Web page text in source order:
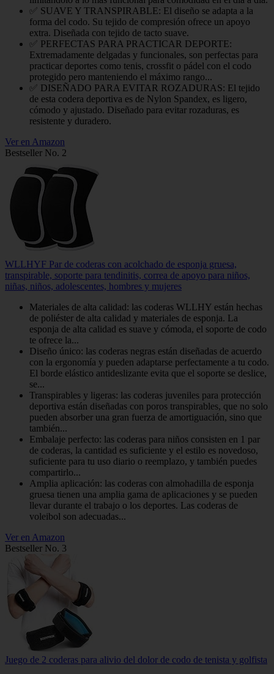
✅ SUAVE Y TRANSPIRABLE: El diseño se adapta a la
forma del codo. Su tejido de compresión ofrece un apoyo
extra. Diseñada con tejido de tacto suave.
✅ PERFECTAS PARA PRACTICAR DEPORTE:
Extremadamente delgadas y funcionales, son perfectas para
practicar deportes como tenis, crossfit o pádel con el codo
protegido pero manteniendo el máximo rango...
✅ DISEÑADO PARA EVITAR ROZADURAS: El tejido
de esta codera deportiva es de Nylon Spandex, es ligero,
cómodo y ajustado. Diseñado para evitar rozaduras, es
resistente y duradero.
Ver en Amazon
Bestseller No. 2
WLLHYF Par de coderas con acolchado de esponja gruesa,
transpirable, soporte para tendinitis, correa de apoyo para niños,
niñas, niños, adolescentes, hombres y mujeres
Materiales de alta calidad: las coderas WLLHY están hechas
de poliéster de alta calidad y materiales de esponja. La
esponja de alta calidad es suave y cómoda, el soporte de codo
te ofrece la...
Diseño único: las coderas negras están diseñadas de acuerdo
con la ergonomía y pueden adaptarse perfectamente a tu codo.
El borde elástico antideslizante evita que el soporte se deslice,
se...
Transpirables y ligeras: las coderas juveniles para protección
deportiva están diseñadas con poros transpirables, que no solo
pueden absorber una gran fuerza de amortiguación, sino que
también...
Embalaje perfecto: las coderas para niños consisten en 1 par
de coderas, la cantidad es suficiente y el estilo es novedoso,
suficiente para tu uso diario o reemplazo, y también puedes
compartirlo...
Amplia aplicación: las coderas con almohadilla de esponja
gruesa tienen una amplia gama de aplicaciones y se pueden
llevar durante el trabajo o los deportes. Las coderas de
voleibol son adecuadas...
Ver en Amazon
Bestseller No. 3
Juego de 2 coderas para alivio del dolor de codo de tenista y golfista